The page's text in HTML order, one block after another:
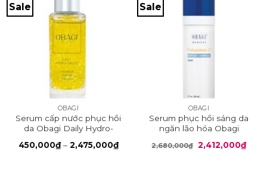
Sale
OBAGI
Serum cấp nước phục hồi
da Obagi Daily Hydro-
450,000₫ – 2,475,000₫Khoảng
giá:
Sale
OBAGI
Serum phục hồi sáng da
ngăn lão hóa Obagi
2,680,000₫ Giá
gốc
2,412,000₫Giá
hiện